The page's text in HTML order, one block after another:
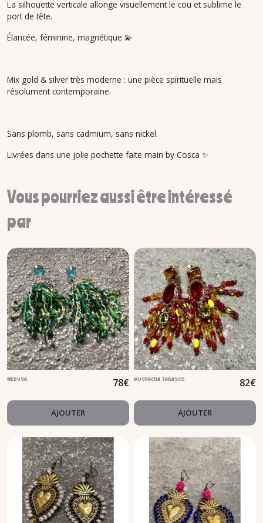
La silhouette verticale allonge visuellement le cou et sublime le
port de tête.
Élancée, féminine, magnétique 💫
Mix gold & silver très moderne : une pièce spirituelle mais
résolument contemporaine.
Sans plomb, sans cadmium, sans nickel.
Livrées dans une jolie pochette faite main by Cosca ✨
Vous pourriez aussi être intéressé
par
MEDUSA 78€
AJOUTER
MUCHACHA TABASCO 82€
AJOUTER